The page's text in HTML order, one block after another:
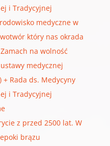
i Tradycyjnej
medyczne w
który nas okrada
na wolność
medycznej
+ Rada ds. Medycyny
i Tradycyjnej
z przed 2500 lat. W
brązu